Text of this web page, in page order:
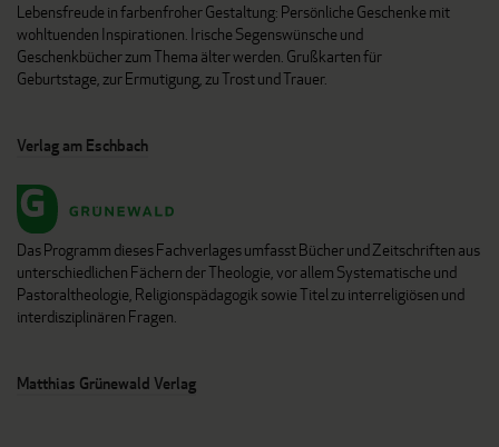
Lebensfreude in farbenfroher Gestaltung: Persönliche Geschenke mit
wohltuenden Inspirationen. Irische Segenswünsche und
Geschenkbücher zum Thema älter werden. Grußkarten für
Geburtstage, zur Ermutigung, zu Trost und Trauer.
Verlag am Eschbach
Das Programm dieses Fachverlages umfasst Bücher und Zeitschriften aus
unterschiedlichen Fächern der Theologie, vor allem Systematische und
Pastoraltheologie, Religionspädagogik sowie Titel zu interreligiösen und
interdisziplinären Fragen.
Matthias Grünewald Verlag